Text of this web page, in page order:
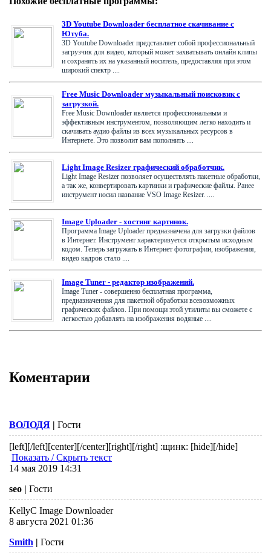
3D Youtube Downloader бесплатное скачивание с
Ютуба.
3D Youtube Downloader представляет собой профессиональный
загрузчик для видео, который может захватывать онлайн клипы
и сохранять их на указанный носитель, предоставляя при этом
широкий спектр ....
Free Music Downloader музыкальный поисковик с
загрузкой.
Free Music Downloader является профессиональным и
эффективным инструментом, позволяющим легко находить и
скачивать аудио файлы из всех музыкальных ресурсов в
Интернете. Это позволит вам пополнить ....
Light Image Resizer графический обработчик.
Light Image Resizer позволяет осуществлять пакетные обработки,
а так же, конвертировать картинки и графические файлы. Ранее
инструмент носил название VSO Image Resizer. ....
Image Uploader - хостинг картинок.
Программа Image Uploader предназначена для загрузки файлов
в Интернет. Инструмент характеризуется открытым исходным
кодом. Теперь загружать в Интернет фотографии, изображения,
видео кадров стало ....
Image Tuner - редактор изображений.
Image Tuner - совершенно бесплатная программа,
предназначенная для пакетной обработки всевозможных
графических файлов. При помощи этой утилиты вы сможете с
легкостью добавлять на изображения водяные ....
Коментарии
ВОЛОДЯ | Гости
[left][/left][center][/center][right][/right] :щинк: [hide][/hide]
Показать / Скрыть текст
14 мая 2019 14:31
seo | Гости
KellyC Image Downloader
8 августа 2021 01:36
Smith | Гости